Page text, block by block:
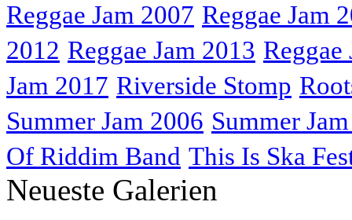
Reggae Jam 2007 Reggae Jam
2012 Reggae Jam 2013 Reggae
Jam 2017 Riverside Stomp
Summer Jam 2006 Summer
Of Riddim Band This Is Ska
Neueste Galerien